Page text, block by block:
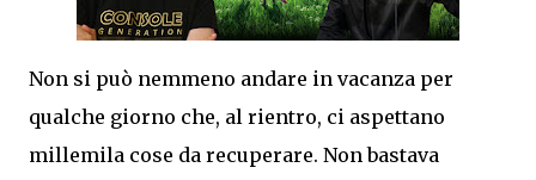
Non si può nemmeno andare in vacanza per
qualche giorno che, al rientro, ci aspettano
millemila cose da recuperare. Non bastava